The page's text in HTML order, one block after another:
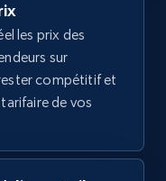
and
Commencer
les prix des
sur
compétitif et
de vos